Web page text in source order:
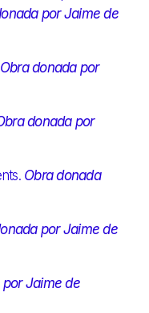
por Jaime de
Obra donada por
donada por
Obra donada
por Jaime de
Jaime de